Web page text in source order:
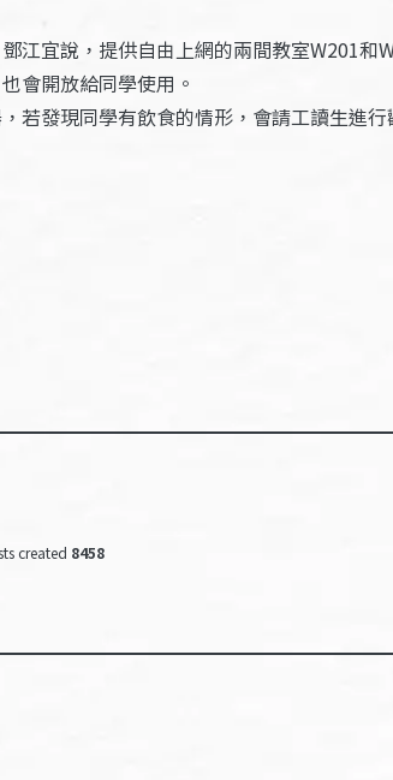
江宜說，提供自由上網的兩間教室W201
會開放給同學使用。
若發現同學有飲食的情形，會請工讀生進
created 8458